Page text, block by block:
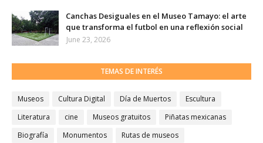
Canchas Desiguales en el Museo Tamayo: el arte
que transforma el futbol en una reflexión social
June 23, 2026
TEMAS DE INTERÉS
Museos Cultura Digital Día de Muertos
Escultura
Literatura
cine Museos gratuitos
Piñatas mexicanas
Biografía
Monumentos Rutas de museos